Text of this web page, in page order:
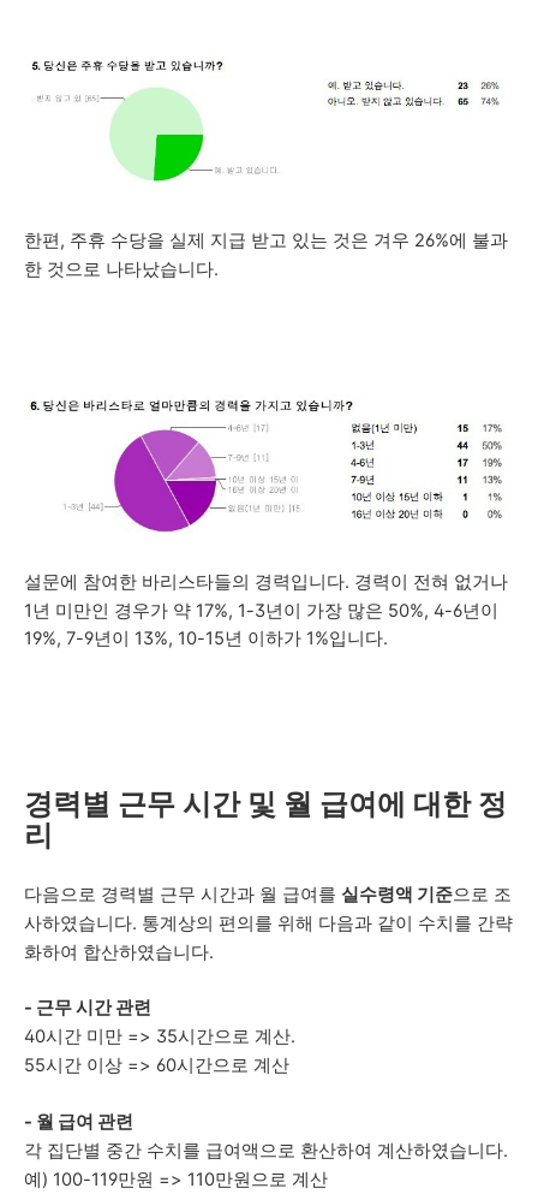
한편, 주휴 수당을 실제 지급 받고 있는 것은 겨우 26%에 불과
한 것으로 나타났습니다.
설문에 참여한 바리스타들의 경력입니다. 경력이 전혀 없거나
1년 미만인 경우가 약 17%, 1-3년이 가장 많은 50%, 4-6년이
19%, 7-9년이 13%, 10-15년 이하가 1%입니다.
경력별 근무 시간 및 월 급여에 대한 정
리
다음으로 경력별 근무 시간과 월 급여를 실수령액 기준으로 조
사하였습니다. 통계상의 편의를 위해 다음과 같이 수치를 간략
화하여 합산하였습니다.
- 근무 시간 관련
40시간 미만 => 35시간으로 계산.
55시간 이상 => 60시간으로 계산
- 월 급여 관련
각 집단별 중간 수치를 급여액으로 환산하여 계산하였습니다.
예) 100-119만원 => 110만원으로 계산